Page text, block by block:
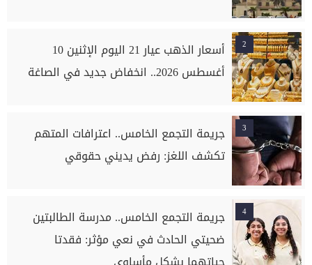
2
أسعار الذهب عيار 21 اليوم الإثنين 10
أغسطس 2026.. انخفاض جديد في الصاغة
3
جريمة التجمع الخامس.. اعترافات المتهم
تكشف اللغز: رفض يديني حقوقي
4
جريمة التجمع الخامس.. مدرسة الطالبتين
ضحيتي الحادث في نعي مؤثر: فقدتا